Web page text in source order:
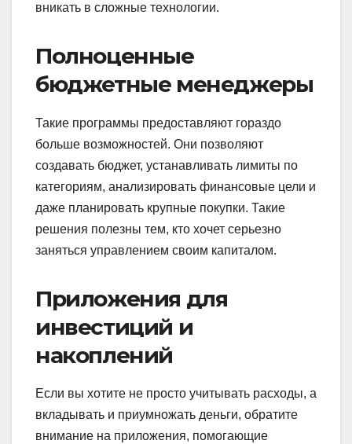
вникать в сложные технологии.
Полноценные
бюджетные менеджеры
Такие программы предоставляют гораздо
больше возможностей. Они позволяют
создавать бюджет, устанавливать лимиты по
категориям, анализировать финансовые цели и
даже планировать крупные покупки. Такие
решения полезны тем, кто хочет серьезно
заняться управлением своим капиталом.
Приложения для
инвестиций и
накоплений
Если вы хотите не просто учитывать расходы, а
вкладывать и приумножать деньги, обратите
внимание на приложения, помогающие